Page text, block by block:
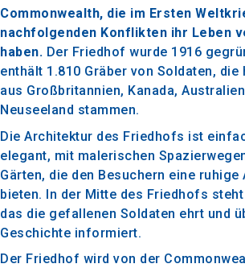
Commonwealth, die im Ersten
nachfolgenden Konflikten ihr Leben
haben. Der Friedhof wurde 1916
enthält 1.810 Gräber von Soldaten, die
aus Großbritannien, Kanada,
Neuseeland stammen.
Die Architektur des Friedhofs ist
elegant, mit malerischen
Gärten, die den Besuchern eine ruhige
bieten. In der Mitte des Friedhofs steht
das die gefallenen Soldaten ehrt und
Geschichte informiert.
Der Friedhof wird von der